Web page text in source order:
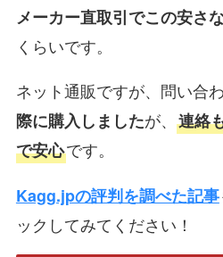
メーカー直取引でこの安さ
くらいです。
ネット通販ですが、問い合
際に購入しましたが、 連絡
で安心です。
Kagg.jpの評判を調べた記事
ックしてみてください！